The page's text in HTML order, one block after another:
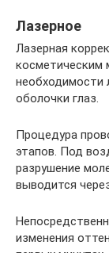
Лазерное
Лазерная
косметическим
необходимости
оболочки глаз.
Процедура
этапов. Под
разрушение
выводится
изменения